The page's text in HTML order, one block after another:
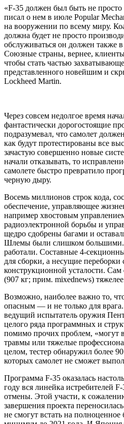
«F-35 должен был быть не
писал о нем в июле Popular
на вооружении по всему миру.
должна будет не просто
обслуживаться он должен также
Союзные страны, вернее,
чтобы стать частью
представленного новейшим и
Lockheed Martin.
Через совсем недолгое время
фантастически дорогостоящие
подразумевал, что самолет
как будут протестированы все
зачастую совершенно новые
начали отказывать, то
самолете быстро превратило
черную дыру.
Восемь миллионов строк кода,
обеспечение, управляющее
например хвостовым
радиоэлектронной борьбы и
щедро сдобрены багами и
Шлемы были слишком большими.
работали. Составные 4-
для сборки, а несущие переборки
конструкционной усталости.
(907 кг; прим. mixednews)
Возможно, наиболее важно то,
опасным — и не только для
ведущий испытатель оружия
целого ряда программных и
помимо прочих проблем, «могут
травмы или тяжелые
целом, тестер обнаружил более
которых самолет не сможет
Программа F-35 оказалась
году вся линейка истребителей
отмены. Этой участи, к
завершения проекта
не смогут встать на полноценное